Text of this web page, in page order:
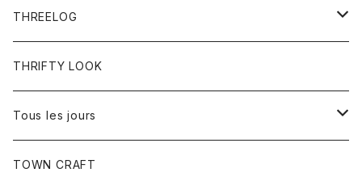
ワンピース
コート
Tシャツ
THREELOG
トップス
Tシャツ
THRIFTY LOOK
Tous les jours
トップス
TOWN CRAFT